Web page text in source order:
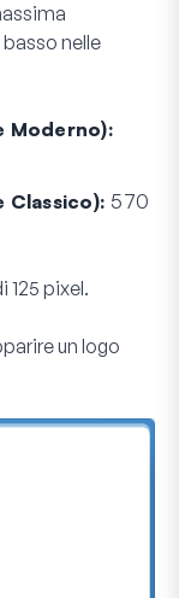
nelle
Moderno):
Classico): 570
pixel.
un logo